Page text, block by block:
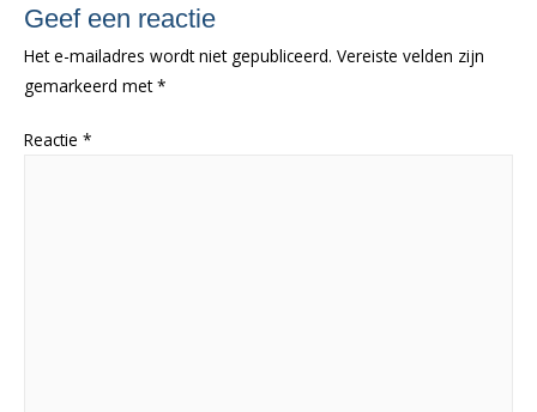
Geef een reactie
Het e-mailadres wordt niet gepubliceerd. Vereiste velden zijn
gemarkeerd met*
Reactie *